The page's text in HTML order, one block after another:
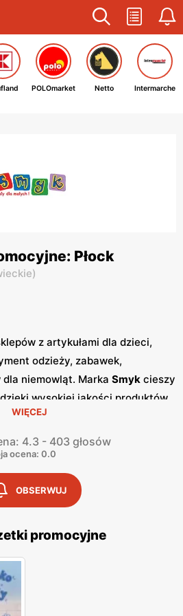
POLOmarket Netto Intermarche
Płock
)
z artykułami dla dzieci,
odzieży, zabawek,
niemowląt. Marka Smyk cieszy
wysokiej jakości produktów
, które przyciągają rodziców
produktów dla swoich dzieci w
. Regularne
co miesiąc i zawierają
kolekcjach oraz specjalnych
, klienci mogą śledzić aktualne
korzystając z wyjątkowych
Smyk
obejmuje szeroki wybór
przez zabawki
do pielęgnacji niemowląt.
asortymentu, oferując
WIĘCEJ
4.3 - 403 głosów
ocena: 0.0
OBSERWUJ
promocyjne